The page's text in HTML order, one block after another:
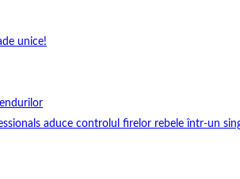
unice!
aduce controlul firelor rebele într-un